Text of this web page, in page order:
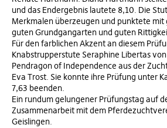
und das Endergebnis lautete 8,10. Die
Merkmalen überzeugen und punktete mit
guten Grundgangarten und guten
Für den farblichen Akzent an diesem
Knabstrupperstute Seraphine Libertas
Pendragon of Independence aus der
Eva Trost. Sie konnte ihre Prüfung unter
7,63 beenden.
Ein rundum gelungener Prüfungstag auf
Zusammenarbeit mit dem
Geislingen.